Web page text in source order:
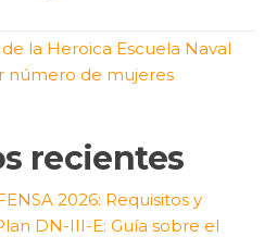
la Heroica Escuela Naval
número de mujeres
recientes
2026: Requisitos y
DN-III-E: Guía sobre el